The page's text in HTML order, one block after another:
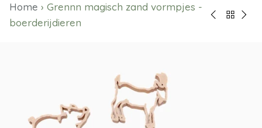
Home › Grennn magisch zand vormpjes -
boerderijdieren